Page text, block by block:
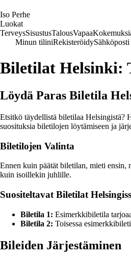
Iso Perhe
Luokat
TerveysSisustusTalousVapaa
Minun tiliniRekisteröidy
Biletilat Helsinki:
Löydä Paras Biletila
Etsitkö täydellistä biletilaa Helsingistä?
suosituksia biletilojen löytämiseen ja
Biletilojen Valinta
Ennen kuin päätät biletilan, mieti
kuin isoillekin juhlille.
Suositeltavat Biletilat
Biletila 1: Esimerkkibiletila
Biletila 2: Toisessa
Bileiden Järjestäminen